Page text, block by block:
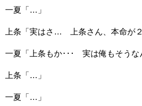
一夏「…」
上条「実はさ… 上条さん、本命が
一夏「上条もか･･･ 実は俺もそうな
上条「…」
一夏「…」